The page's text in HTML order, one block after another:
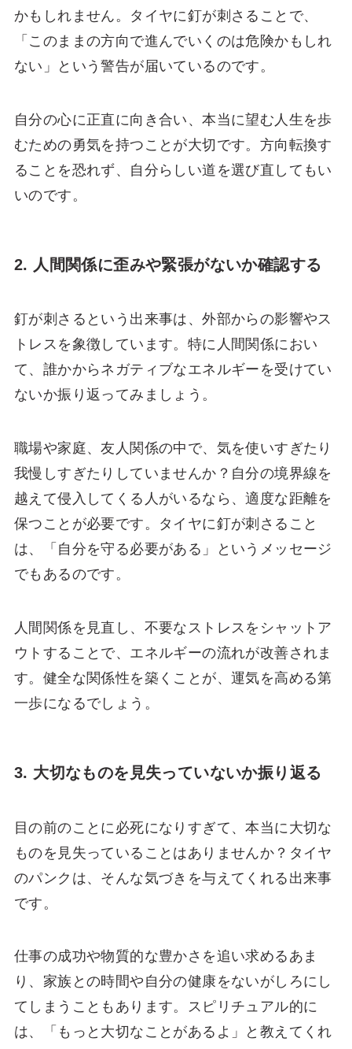
かもしれません。タイヤに釘が刺さることで、
「このままの方向で進んでいくのは危険かもしれ
ない」という警告が届いているのです。
自分の心に正直に向き合い、本当に望む人生を歩
むための勇気を持つことが大切です。方向転換す
ることを恐れず、自分らしい道を選び直してもい
いのです。
2. 人間関係に歪みや緊張がないか確認する
釘が刺さるという出来事は、外部からの影響やス
トレスを象徴しています。特に人間関係におい
て、誰かからネガティブなエネルギーを受けてい
ないか振り返ってみましょう。
職場や家庭、友人関係の中で、気を使いすぎたり
我慢しすぎたりしていませんか？自分の境界線を
越えて侵入してくる人がいるなら、適度な距離を
保つことが必要です。タイヤに釘が刺さること
は、「自分を守る必要がある」というメッセージ
でもあるのです。
人間関係を見直し、不要なストレスをシャットア
ウトすることで、エネルギーの流れが改善されま
す。健全な関係性を築くことが、運気を高める第
一歩になるでしょう。
3. 大切なものを見失っていないか振り返る
目の前のことに必死になりすぎて、本当に大切な
ものを見失っていることはありませんか？タイヤ
のパンクは、そんな気づきを与えてくれる出来事
です。
仕事の成功や物質的な豊かさを追い求めるあま
り、家族との時間や自分の健康をないがしろにし
てしまうこともあります。スピリチュアル的に
は、「もっと大切なことがあるよ」と教えてくれ